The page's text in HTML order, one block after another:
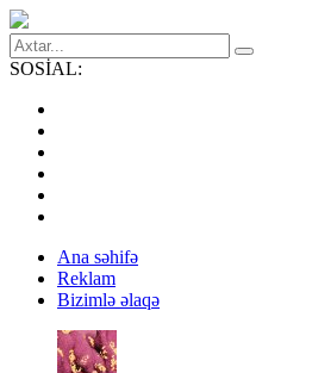
SOSİAL:
Ana səhifə
Reklam
Bizimlə əlaqə